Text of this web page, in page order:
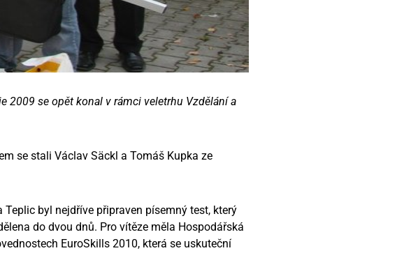
2009 se opět konal v rámci veletrhu Vzdělání a
se stali Václav Säckl a Tomáš Kupka ze
Teplic byl nejdříve připraven písemný test, který
do dvou dnů. Pro vítěze měla Hospodářská
EuroSkills 2010, která se uskuteční